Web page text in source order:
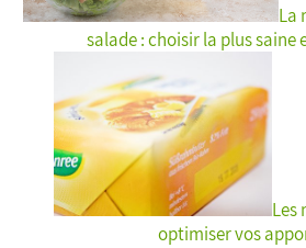
La
salade : choisir la plus saine
Les
optimiser vos